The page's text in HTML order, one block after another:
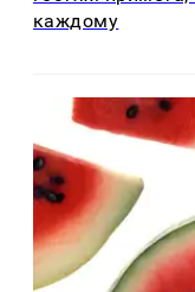
каждому